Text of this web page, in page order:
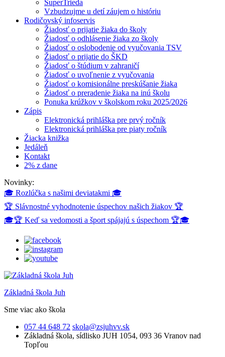
SuperTrieda
Vzbudzujme u detí záujem o históriu
Rodičovský infoservis
Žiadosť o prijatie žiaka do školy
Žiadosť o odhlásenie žiaka zo školy
Žiadosť o oslobodenie od vyučovania TSV
Žiadosť o prijatie do ŠKD
Žiadosť o štúdium v zahraničí
Žiadosť o uvoľnenie z vyučovania
Žiadosť o komisionálne preskúšanie žiaka
Žiadosť o preradenie žiaka na inú školu
Ponuka krúžkov v školskom roku 2025/2026
Zápis
Elektronická prihláška pre prvý ročník
Elektronická prihláška pre piaty ročník
Žiacka knižka
Jedáleň
Kontakt
2% z dane
Novinky:
🎓 Rozlúčka s našimi deviatakmi 🎓
🏆 Slávnostné vyhodnotenie úspechov našich žiakov 🏆
🎓🏆 Keď sa vedomosti a šport spájajú s úspechom 🏆🎓
Základná škola Juh
Sme viac ako škola
057 44 648 72 skola@zsjuhvv.sk
Základná škola, sídlisko JUH 1054, 093 36 Vranov nad
Topľou